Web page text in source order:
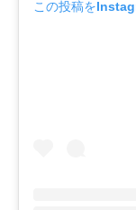
この投稿を